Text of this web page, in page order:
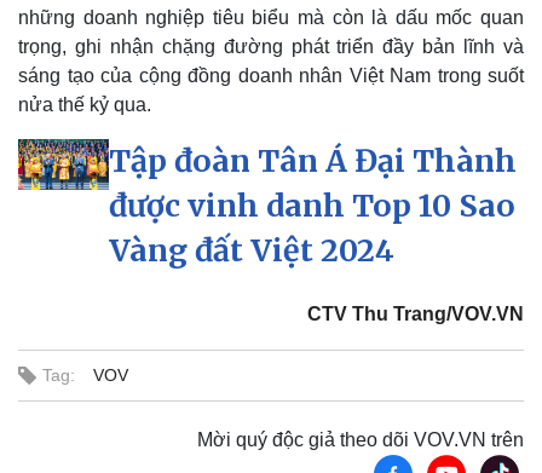
những doanh nghiệp tiêu biểu mà còn là dấu mốc quan
trọng, ghi nhận chặng đường phát triển đầy bản lĩnh và
sáng tạo của cộng đồng doanh nhân Việt Nam trong suốt
nửa thế kỷ qua.
Tập đoàn Tân Á Đại Thành
được vinh danh Top 10 Sao
Vàng đất Việt 2024
CTV Thu Trang/VOV.VN
Tag: VOV
Mời quý độc giả theo dõi VOV.VN trên